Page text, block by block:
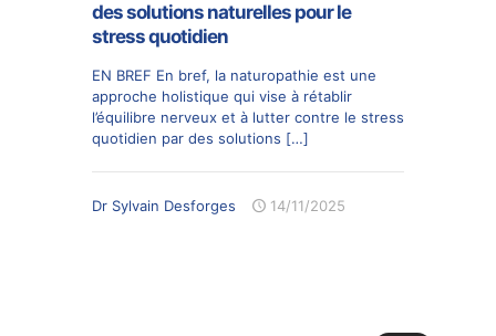
des solutions naturelles pour le
stress quotidien
EN BREF En bref, la naturopathie est une
approche holistique qui vise à rétablir
l’équilibre nerveux et à lutter contre le stress
quotidien par des solutions […]
Dr Sylvain Desforges 14/11/2025